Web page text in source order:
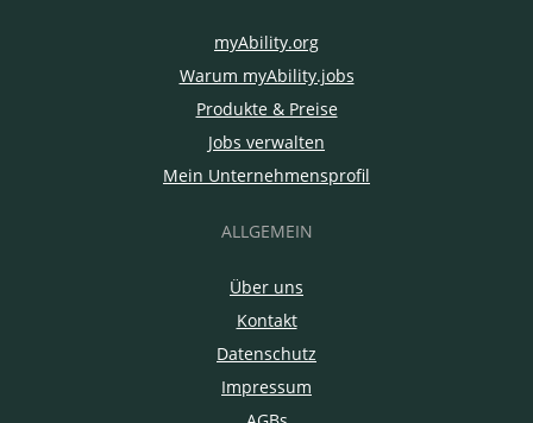
myAbility.org
Warum myAbility.jobs
Produkte & Preise
Jobs verwalten
Mein Unternehmensprofil
ALLGEMEIN
Über uns
Kontakt
Datenschutz
Impressum